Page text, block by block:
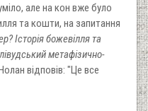
але на кон вже було
та кошти, на запитання
Історія божевілля та
метафізично-
відповів: "Це все